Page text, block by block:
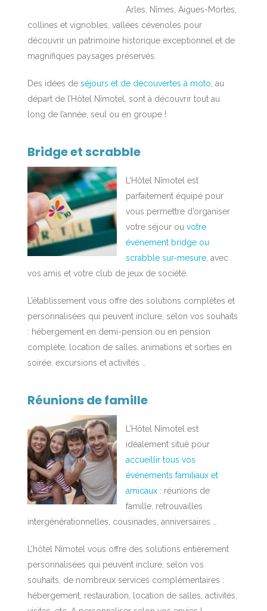
Arles, Nîmes, Aigues-Mortes,
collines et vignobles, vallées cévenoles pour
découvrir un patrimoine historique exceptionnel et de
magnifiques paysages préservés.
Des idées deséjours et de découvertes à moto , au
départ de l’Hôtel Nîmotel, sont à découvrir tout au
long de l’année, seul ou en groupe !
Bridge et scrabble
L’Hôtel Nîmotel est
parfaitement équipé pour
vous permettre d’organiser
votre séjour ou votre
événement bridge ou
scrabble sur-mesure , avec
vos amis et votre club de jeux de société.
L’établissement vous offre des solutions complètes et
personnalisées qui peuvent inclure, selon vos souhaits
: hébergement en demi-pension ou en pension
complète, location de salles, animations et sorties en
soirée, excursions et activités …
Réunions de famille
L’Hôtel Nîmotel est
idéalement situé pour
accueillir tous vos
événements familiaux et
amicaux : réunions de
famille, retrouvailles
intergénérationnelles, cousinades, anniversaires …
L’hôtel Nîmotel vous offre des solutions entièrement
personnalisées qui peuvent inclure, selon vos
souhaits, de nombreux services complémentaires :
hébergement, restauration, location de salles, activités,